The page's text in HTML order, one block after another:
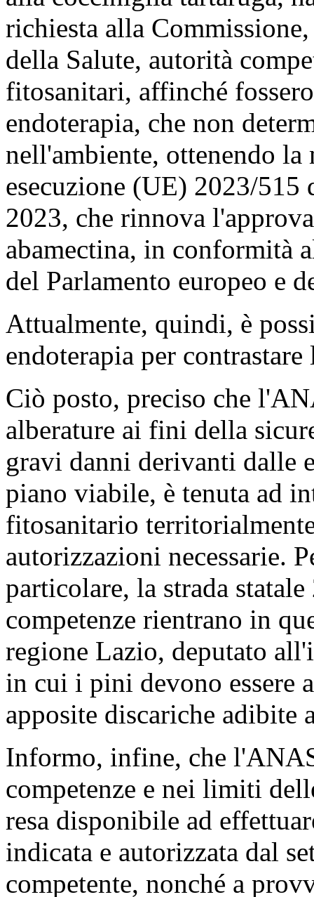
richiesta alla
della Salute, autorità
fitosanitari, affinché
endoterapia, che non
nell'ambiente, ottenendo
esecuzione (UE) 2023/
2023, che rinnova
abamectina, in conformità
del Parlamento europeo e
Attualmente, quindi, è
endoterapia per
Ciò posto, preciso che
alberature ai fini della
gravi danni derivanti dalle
piano viabile, è tenuta ad
fitosanitario
autorizzazioni necessarie.
particolare, la strada
competenze rientrano in
regione Lazio, deputato
in cui i pini devono essere
apposite discariche adibite
Informo, infine, che
competenze e nei limiti
resa disponibile ad
indicata e autorizzata dal
competente, nonché a